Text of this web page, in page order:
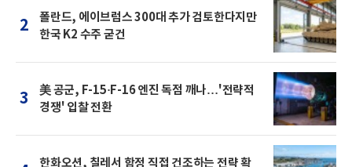
2
폴란드, 에이브럼스 300대 추가 검토한다지만
한국 K2 수주 굳건
3
美 공군, F-15·F-16 엔진 독점 깨나…'전략적
경쟁' 입찰 전환
한화오션, 칠레서 함정 직접 건조하는 전략 확